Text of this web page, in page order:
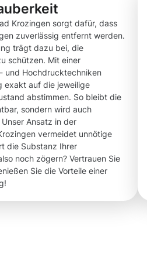
Krozingen sorgt dafür, dass
zuverlässig entfernt werden.
trägt dazu bei, die
schützen. Mit einer
und Hochdrucktechniken
exakt auf die jeweilige
abstimmen. So bleibt die
sondern wird auch
Ansatz in der
vermeidet unnötige
die Substanz Ihrer
noch zögern? Vertrauen Sie
Sie die Vorteile einer